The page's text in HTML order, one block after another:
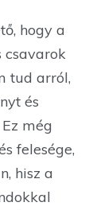
hogy a
csavarok
tud arról,
és
még
felesége,
hisz a